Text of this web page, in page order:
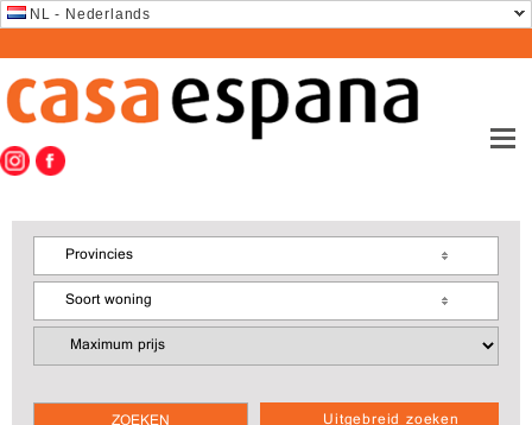
NL - Nederlands
Provincies
Soort woning